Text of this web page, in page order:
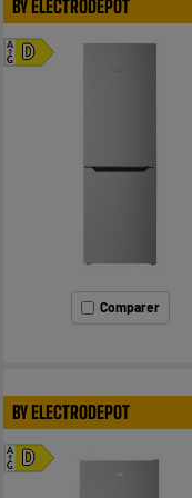
BY ELECTRODEPOT
D
A
G
Comparer
BY ELECTRODEPOT
D
A
G